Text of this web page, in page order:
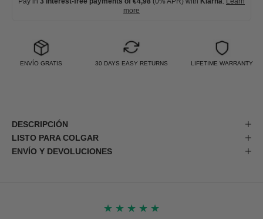
more
ENVÍO GRATIS 30 DAYS EASY RETURNS LIFETIME WARRANTY
DESCRIPCIÓN
LISTO PARA COLGAR
ENVÍO Y DEVOLUCIONES
★ ★ ★ ★ ★